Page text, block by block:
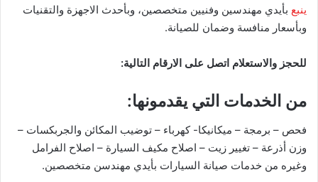
ينبع بأيدي مهندسين وفنيين متخصصين، وبأحدث الاجهزة والتقنيات
وبأسعار منافسة وضمان للصيانة.
للحجز والاستعلام اتصل على الارقام التالية:
من الخدمات التي يقدمونها:
فحص – برمجة – ميكانيكا- كهرباء – توضيب المكائن والجربكسات –
وزن أذرعة – تغيير زيت – اصلاح مكيف السيارة – اصلاح الفرامل
وغيره من خدمات صيانة السيارات بأيدي مهندسن متخصصين.